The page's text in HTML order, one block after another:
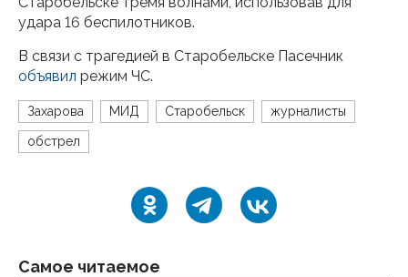
удара 16 беспилотников.
В связи с трагедией в Старобельске Пасечник
объявил режим ЧС.
Захарова МИД Старобельск журналисты
обстрел
Самое читаемое